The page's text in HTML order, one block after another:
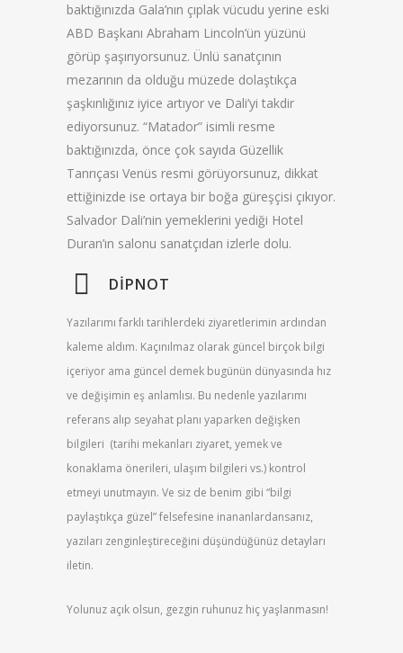
baktığınızda Gala’nın çıplak vücudu yerine eski
ABD Başkanı Abraham Lincoln’ün yüzünü
görüp şaşırıyorsunuz. Ünlü sanatçının
mezarının da olduğu müzede dolaştıkça
şaşkınlığınız iyice artıyor ve Dali’yi takdir
ediyorsunuz. “Matador” isimli resme
baktığınızda, önce çok sayıda Güzellik
Tanrıçası Venüs resmi görüyorsunuz, dikkat
ettiğinizde ise ortaya bir boğa güreşçisi çıkıyor.
Salvador Dali’nin yemeklerini yediği Hotel
Duran’ın salonu sanatçıdan izlerle dolu.
DİPNOT
Yazılarımı farklı tarihlerdeki ziyaretlerimin ardından
kaleme aldım. Kaçınılmaz olarak güncel birçok bilgi
içeriyor ama güncel demek bugünün dünyasında hız
ve değişimin eş anlamlısı. Bu nedenle yazılarımı
referans alıp seyahat planı yaparken değişken
bilgileri (tarihi mekanları ziyaret, yemek ve
konaklama önerileri, ulaşım bilgileri vs.) kontrol
etmeyi unutmayın. Ve siz de benim gibi “bilgi
paylaştıkça güzel” felsefesine inananlardansanız,
yazıları zenginleştireceğini düşündüğünüz detayları
iletin.
Yolunuz açık olsun, gezgin ruhunuz hiç yaşlanmasın!